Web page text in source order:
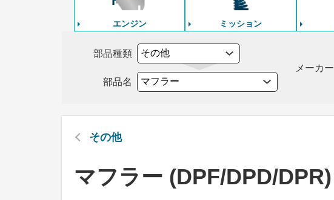
エンジン ミッション
部品種類
部品名
メーカー
その他
マフラー (DPF/DPD/DPR)